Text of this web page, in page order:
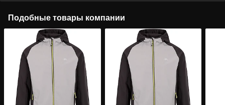
Подобные товары компании